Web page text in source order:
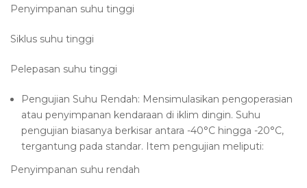
Penyimpanan suhu tinggi
Siklus suhu tinggi
Pelepasan suhu tinggi
Pengujian Suhu Rendah: Mensimulasikan pengoperasian
atau penyimpanan kendaraan di iklim dingin. Suhu
pengujian biasanya berkisar antara -40°C hingga -20°C,
tergantung pada standar. Item pengujian meliputi:
Penyimpanan suhu rendah